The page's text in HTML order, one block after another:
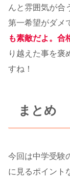
んと雰囲気が合
第一希望がダメ
も素敵だよ。合
り越えた事を褒
すね！
まとめ
今回は中学受験
に見るポイント